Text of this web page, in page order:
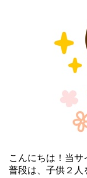
こんにちは！当サ
普段は、子供２人